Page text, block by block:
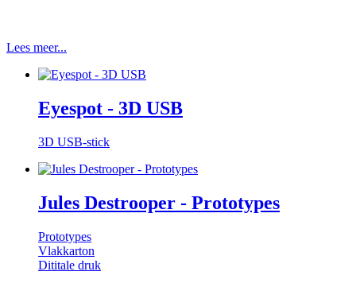
Lees meer...
Eyespot - 3D USB
3D USB-stick
Jules Destrooper - Prototypes
Prototypes
Vlakkarton
Dititale druk